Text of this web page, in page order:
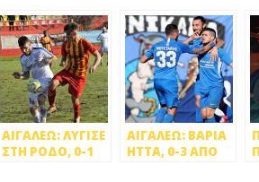
ΑΙΓΑΛΕΩ: ΛΥΓΙΣΕ
ΣΤΗ ΡΟΔΟ, 0-1
ΑΙΓΑΛΕΩ: ΒΑΡΙΑ
ΗΤΤΑ, 0-3 ΑΠΟ